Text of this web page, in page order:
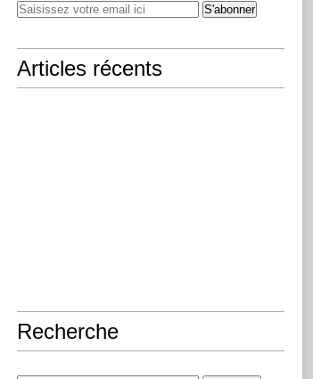
Articles récents
Recherche